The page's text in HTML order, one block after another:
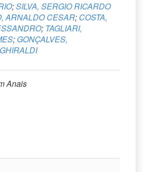
;SILVA, SERGIO RICARDO
ARNALDO CESAR; COSTA,
; TAGLIARI,
; GONÇALVES,
Anais